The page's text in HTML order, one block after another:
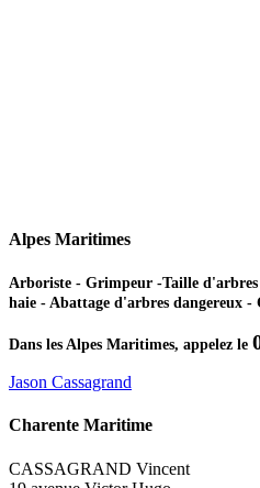
Alpes Maritimes
Arboriste - Grimpeur -Taille d'arbres
haie - Abattage d'arbres dangereux -
Dans les Alpes Maritimes, appelez le
Jason Cassagrand
Charente Maritime
CASSAGRAND Vincent